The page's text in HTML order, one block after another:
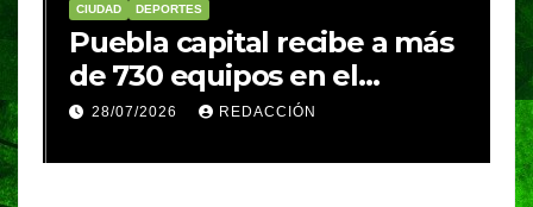
CIUDAD DEPORTES
Puebla capital recibe a más
de 730 equipos en el
Festival Máster de Voleibol
28/07/2026 REDACCIÓN